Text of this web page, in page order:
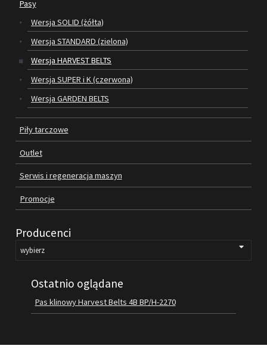
SILNIKI ELEKTRYCZNE
PIŁY TARCZOWE
OUTLET
SERWIS I REGENERACJA MASZYN
PROMOCJE
REGULAMIN
KATALOGI
OBRABIARKI DO DREWNA
SILNIKI ELEKTRYCZNE
KONTAKT
Pasy
Wersja SOLID (żółta)
Wersja STANDARD (zielona)
Wersja HARVEST BELTS
Wersja SUPER i K (czerwona)
Wersja GARDEN BELTS
Piły tarczowe
Outlet
Serwis i regeneracja maszyn
Promocje
Producenci
Ostatnio oglądane
Pas klinowy Harvest Belts 4B BP/H-2270